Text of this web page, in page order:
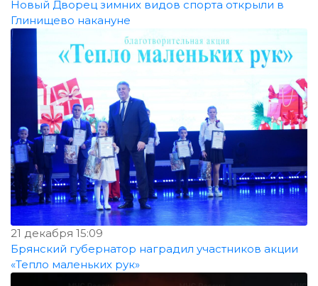
Новый Дворец зимних видов спорта открыли в
Глинищево накануне
21 декабря 15:09
Брянский губернатор наградил участников акции
«Тепло маленьких рук»